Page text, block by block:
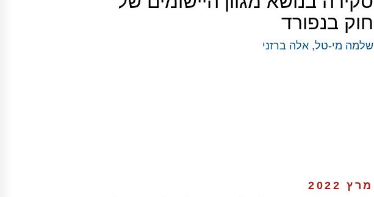
חוק בנפורד
שלמה מי-טל, אלה ברזני
מרץ 2022